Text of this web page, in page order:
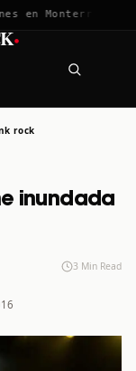
en Monterrey · 12
·
rock
inundada
3 Min Read